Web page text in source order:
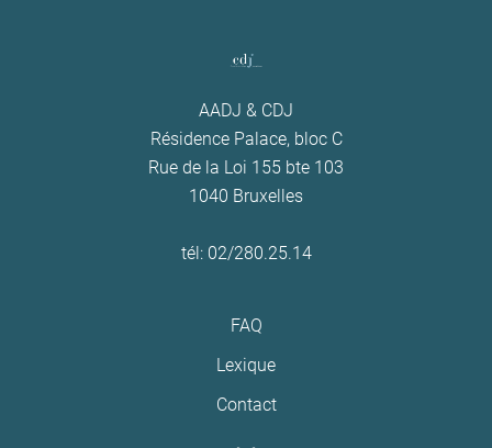
AADJ & CDJ
Résidence Palace, bloc C
Rue de la Loi 155 bte 103
1040 Bruxelles
tél: 02/280.25.14
FAQ
Lexique
Contact